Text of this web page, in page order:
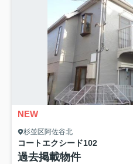
NEW
杉並区阿佐谷北
コートエクシード102
過去掲載物件